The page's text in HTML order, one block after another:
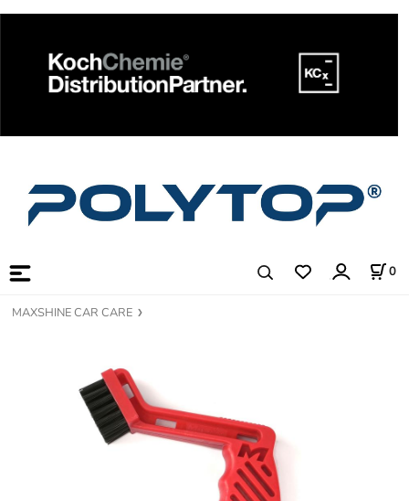
0
MAXSHINE CAR CARE